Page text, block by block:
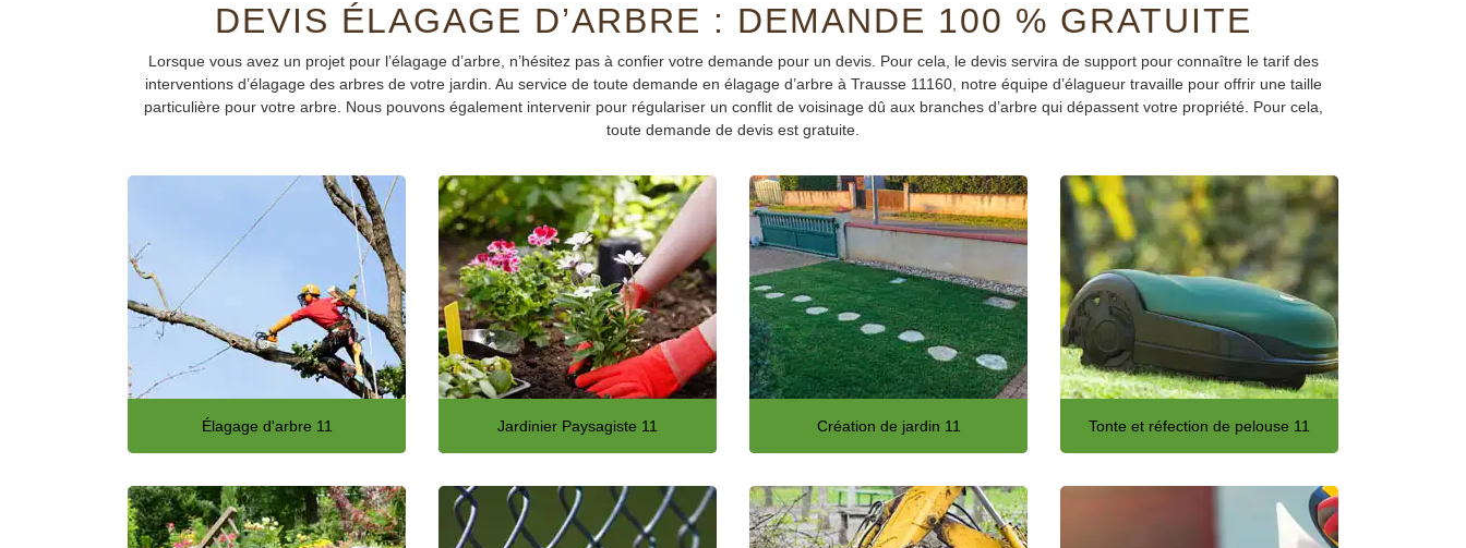
DEVIS ÉLAGAGE D’ARBRE : DEMANDE 100 % GRATUITE
Lorsque vous avez un projet pour l’élagage d’arbre, n’hésitez pas à confier votre demande pour un devis. Pour cela, le devis servira de support pour connaître le tarif des
interventions d’élagage des arbres de votre jardin. Au service de toute demande en élagage d’arbre à Trausse 11160, notre équipe d’élagueur travaille pour offrir une taille
particulière pour votre arbre. Nous pouvons également intervenir pour régulariser un conflit de voisinage dû aux branches d’arbre qui dépassent votre propriété. Pour cela,
toute demande de devis est gratuite.
Élagage d'arbre 11 Jardinier Paysagiste 11 Création de jardin 11 Tonte et réfection de pelouse 11